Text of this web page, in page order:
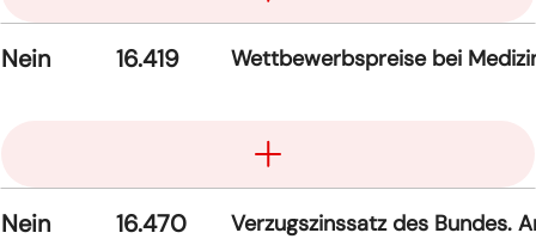
Nein 16.419 Wettbewerbspreise bei
Nein 16.470 Verzugszinssatz des Bundes.